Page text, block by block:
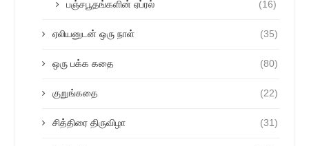
பஞ்சபூதங்களின் ஏப்ரல் (16)
ஏலியனுடன் ஒரு நாள் (35)
ஒரு பக்க கதை (80)
குறுங்கதை (22)
சித்திரை திருவிழா (31)